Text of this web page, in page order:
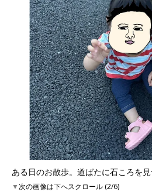
ある日のお散歩。道ばたに石ころを見
▼次の画像は下へスクロール (2/6)